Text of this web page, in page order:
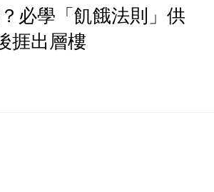
必學「飢餓法則」供
捱出層樓